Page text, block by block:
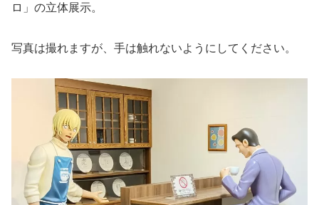
ロ」の立体展示。
写真は撮れますが、手は触れないようにしてください。